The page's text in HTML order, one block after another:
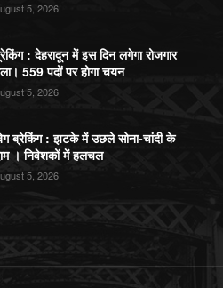
5, 2026
: देहरादून में इस दिन लगेगा रोजगार
559 पदों पर होगा चयन
5, 2026
ब्रेकिंग : झटके में उछले सोना-चांदी के
। निवेशकों में हलचल
5, 2026